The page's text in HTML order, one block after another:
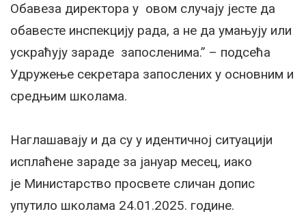
Обавеза директора у овом случају јесте да
обавесте инспекцију рада, а не да умањују или
ускраћују зараде запосленима.” – подсећа
Удружење секретара запослених у основним и
средњим школама.
Наглашавају и да су у идентичној ситуацији
исплаћене зараде за јануар месец, иако
је Министарство просвете сличан допис
упутило школама 24.01.2025. године.